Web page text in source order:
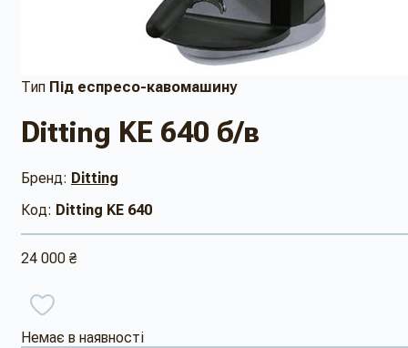
Тип Під еспресо-кавомашину
Ditting KE 640 б/в
Бренд: Ditting
Код: Ditting KE 640
24 000 ₴
Немає в наявності